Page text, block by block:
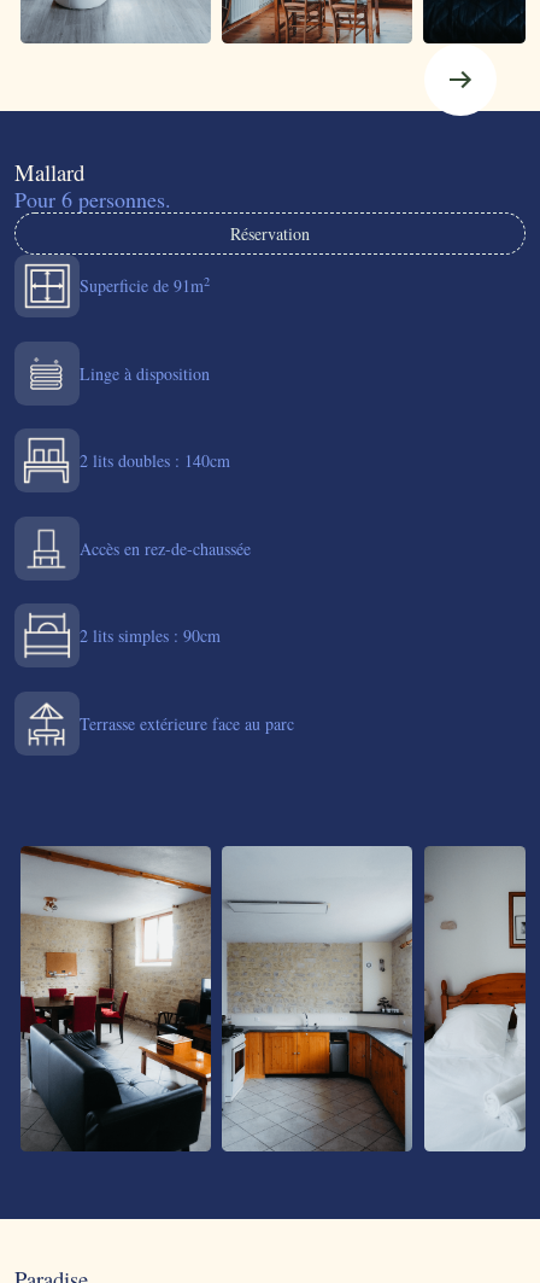
Mallard
Pour 6 personnes.
Réservation
Superficie de 91m2
Linge à disposition
2 lits doubles : 140cm
Accès en rez-de-chaussée
2 lits simples : 90cm
Terrasse extérieure face au parc